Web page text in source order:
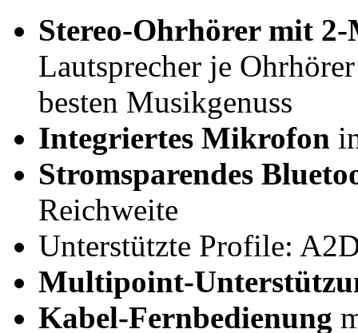
Stereo-Ohrhörer mit
Lautsprecher je
besten Musikgenuss
Integriertes Mikrofon
Stromsparendes
Reichweite
Unterstützte Profile:
Multipoint-
Kabel-Fernbedienung